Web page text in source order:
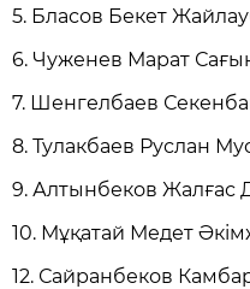
5. Бласов Бекет
6. Чуженев Марат
7. Шенгелбаев
8. Тулакбаев Руслан
9. Алтынбеков Жалғас
10. Мұқатай Медет
12. Сайранбеков